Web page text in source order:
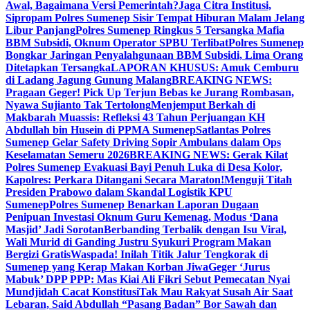
Awal, Bagaimana Versi Pemerintah?Jaga Citra Institusi,
Sipropam Polres Sumenep Sisir Tempat Hiburan Malam Jelang
Libur PanjangPolres Sumenep Ringkus 5 Tersangka Mafia
BBM Subsidi, Oknum Operator SPBU TerlibatPolres Sumenep
Bongkar Jaringan Penyalahgunaan BBM Subsidi, Lima Orang
Ditetapkan TersangkaLAPORAN KHUSUS: Amuk Cemburu
di Ladang Jagung Gunung MalangBREAKING NEWS:
Pragaan Geger! Pick Up Terjun Bebas ke Jurang Rombasan,
Nyawa Sujianto Tak TertolongMenjemput Berkah di
Makbarah Muassis: Refleksi 43 Tahun Perjuangan KH
Abdullah bin Husein di PPMA SumenepSatlantas Polres
Sumenep Gelar Safety Driving Sopir Ambulans dalam Ops
Keselamatan Semeru 2026BREAKING NEWS: Gerak Kilat
Polres Sumenep Evakuasi Bayi Penuh Luka di Desa Kolor,
Kapolres: Perkara Ditangani Secara Maraton!Menguji Titah
Presiden Prabowo dalam Skandal Logistik KPU
SumenepPolres Sumenep Benarkan Laporan Dugaan
Penipuan Investasi Oknum Guru Kemenag, Modus ‘Dana
Masjid’ Jadi SorotanBerbanding Terbalik dengan Isu Viral,
Wali Murid di Ganding Justru Syukuri Program Makan
Bergizi GratisWaspada! Inilah Titik Jalur Tengkorak di
Sumenep yang Kerap Makan Korban JiwaGeger ‘Jurus
Mabuk’ DPP PPP: Mas Kiai Ali Fikri Sebut Pemecatan Nyai
Mundjidah Cacat KonstitusiTak Mau Rakyat Susah Air Saat
Lebaran, Said Abdullah “Pasang Badan” Bor Sawah dan